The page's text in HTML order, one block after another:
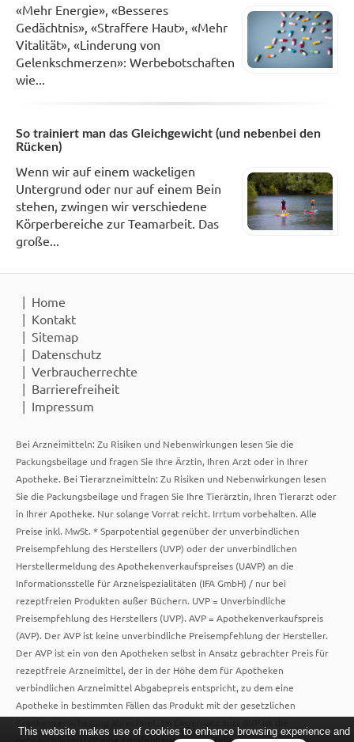
«Mehr Energie», «Besseres
Gedächtnis», «Straffere Haut», «Mehr
Vitalität», «Linderung von
Gelenkschmerzen»: Werbebotschaften
wie...
So trainiert man das Gleichgewicht (und nebenbei den
Rücken)
Wenn wir auf einem wackeligen
Untergrund oder nur auf einem Bein
stehen, zwingen wir verschiedene
Körperbereiche zur Teamarbeit. Das
große...
Home
Kontakt
Sitemap
Datenschutz
Verbraucherrechte
Barrierefreiheit
Impressum
Bei Arzneimitteln: Zu Risiken und Nebenwirkungen lesen Sie die
Packungsbeilage und fragen Sie Ihre Ärztin, Ihren Arzt oder in Ihrer
Apotheke. Bei Tierarzneimitteln: Zu Risiken und Nebenwirkungen lesen
Sie die Packungsbeilage und fragen Sie Ihre Tierärztin, Ihren Tierarzt oder
in Ihrer Apotheke. Nur solange Vorrat reicht. Irrtum vorbehalten. Alle
Preise inkl. MwSt. * Sparpotential gegenüber der unverbindlichen
Preisempfehlung des Herstellers (UVP) oder der unverbindlichen
Herstellermeldung des Apothekenverkaufspreises (UAVP) an die
Informationsstelle für Arzneispezialitäten (IFA GmbH) / nur bei
rezeptfreien Produkten außer Büchern. UVP = Unverbindliche
Preisempfehlung des Herstellers (UVP). AVP = Apothekenverkaufspreis
(AVP). Der AVP ist keine unverbindliche Preisempfehlung der Hersteller.
Der AVP ist ein von den Apotheken selbst in Ansatz gebrachter Preis für
rezeptfreie Arzneimittel, der in der Höhe dem für Apotheken
verbindlichen Arzneimittel Abgabepreis entspricht, zu dem eine
Apotheke in bestimmten Fällen das Produkt mit der gesetzlichen
gebräuchliche UVP eine Empfehlung der Hersteller.
This website makes use of cookies to enhance browsing experience and